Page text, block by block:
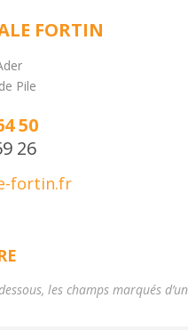
FORTIN
Pile
50
26
fortin.fr
les champs marqués